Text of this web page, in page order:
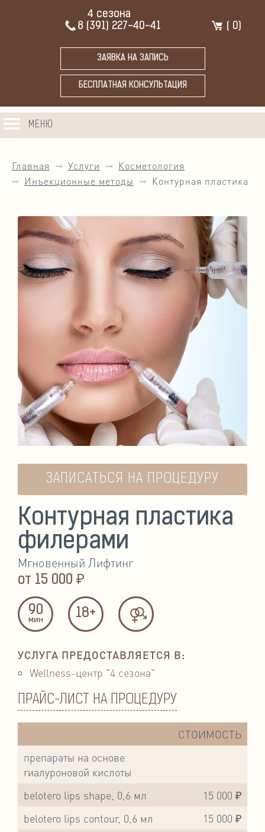
4 сезона
8 (391) 227-40-41
( 0)
ЗАЯВКА НА ЗАПИСЬ
БЕСПЛАТНАЯ КОНСУЛЬТАЦИЯ
МЕНЮ
Главная Услуги
Косметология
Инъекционные методы
Контурная пластика
ЗАПИСАТЬСЯ НА ПРОЦЕДУРУ
Контурная пластика
филерами
Мгновенный Лифтинг
от 15 000 ₽
90
мин 18+
УСЛУГА ПРЕДОСТАВЛЯЕТСЯ В:
Wellness-центр "4 сезона"
ПРАЙС-ЛИСТ НА ПРОЦЕДУРУ
СТОИМОСТЬ
препараты на основе
гиалуроновой кислоты
belotero lips shape, 0,6 мл
15 000 ₽
belotero lips contour, 0,6 мл
15 000 ₽